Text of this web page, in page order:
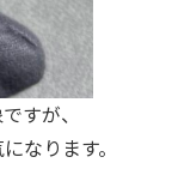
すが、
なります。